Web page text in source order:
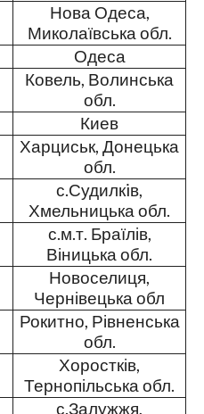
Нова Одеса,
Миколаївська обл.
Одеса
Ковель, Волинська
обл.
Киев
Харциськ, Донецька
обл.
с.Судилкiв,
Хмельницька обл.
с.м.т. Браїлів,
Віницька обл.
Новоселиця,
Чернівецька обл
Рокитно, Рівненська
обл.
Хоростків,
Тернопільська обл.
с.Залужжя,